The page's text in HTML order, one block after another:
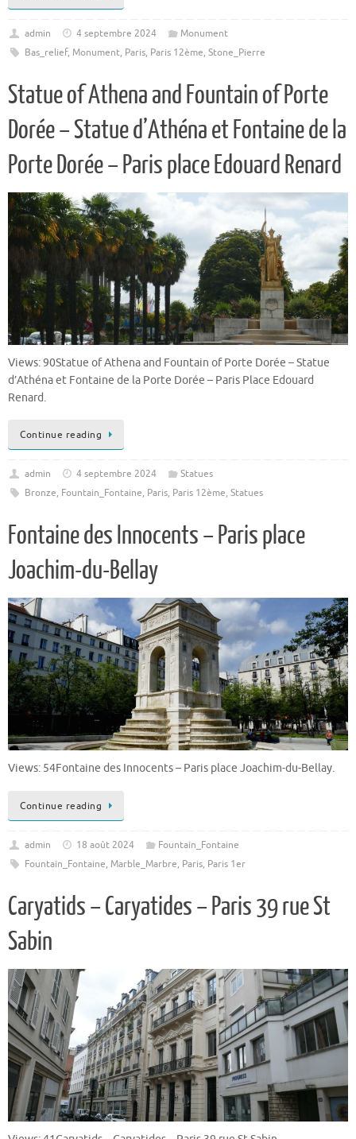
admin 4 septembre 2024
Monument
Bas_relief, Monument, Paris, Paris 12ème, Stone_Pierre
Statue of Athena and Fountain of Porte
Dorée – Statue d’Athéna et Fontaine de la
Porte Dorée – Paris place Edouard Renard
Views: 90Statue of Athena and Fountain of Porte Dorée – Statue
d’Athéna et Fontaine de la Porte Dorée – Paris Place Edouard
Renard.
Continue reading
admin 4 septembre 2024
Statues
Bronze, Fountain_Fontaine, Paris, Paris 12ème, Statues
Fontaine des Innocents – Paris place
Joachim-du-Bellay
Views: 54Fontaine des Innocents – Paris place Joachim-du-Bellay.
Continue reading
admin 18 août 2024
Fountain_Fontaine
Fountain_Fontaine, Marble_Marbre, Paris, Paris 1er
Caryatids – Caryatides – Paris 39 rue St
Sabin